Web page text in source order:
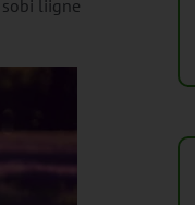
liigne